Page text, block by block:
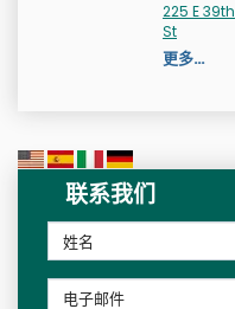
225 E 39th
St
更多…
联系我们